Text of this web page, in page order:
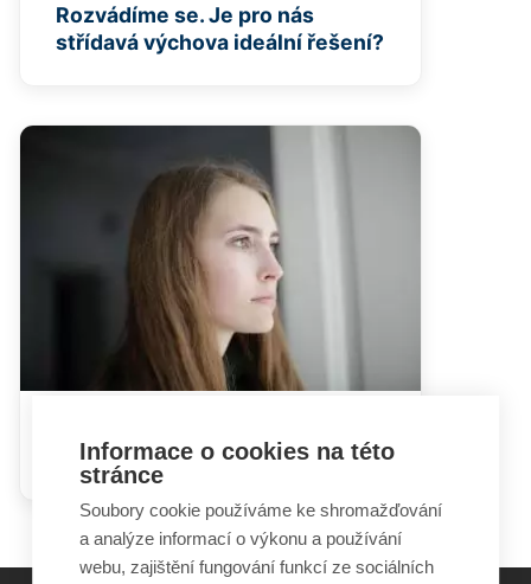
Rozvádíme se. Je pro nás
střídavá výchova ideální řešení?
dítěte
Informace o cookies na této
stránce
Soubory cookie používáme ke shromažďování
a analýze informací o výkonu a používání
webu, zajištění fungování funkcí ze sociálních